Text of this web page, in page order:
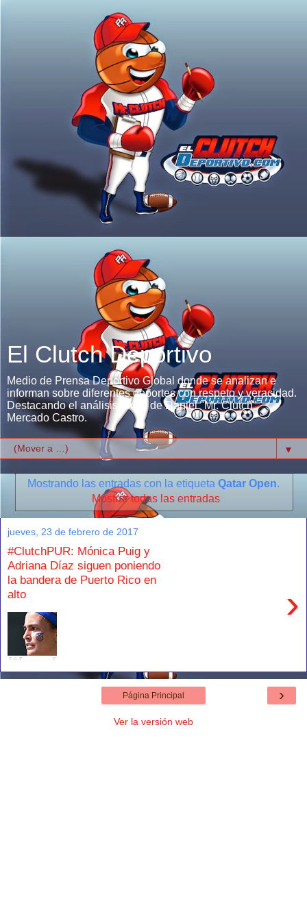
El Clutch Deportivo
Medio de Prensa Deportivo Global donde se analizan e
informan sobre diferentes deportes con respeto y veracidad.
Destacando el análisis único de Daniel "Mr. Clutch"
Mercado Castro.
▼
Mostrando las entradas con la etiqueta Qatar Open.
Mostrar todas las entradas
jueves, 23 de febrero de 2017
#ClutchPUR: Mónica Puig y
Adriana Díaz siguen poniendo
la bandera de Puerto Rico en
alto
›
›
Página Principal
Ver la versión web